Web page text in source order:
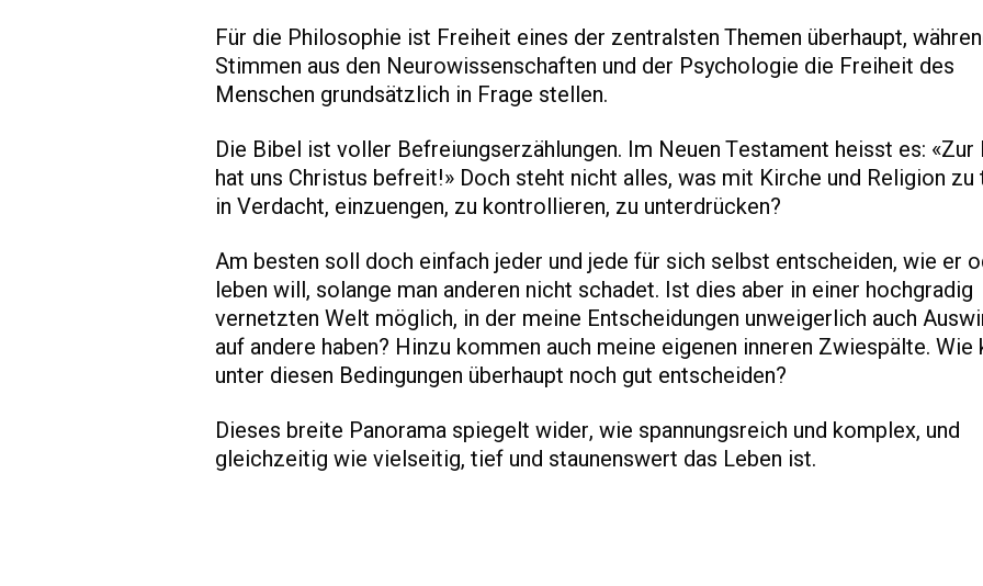
Für die Philosophie ist Freiheit eines der zentralsten Themen überhaupt,
Stimmen aus den Neurowissenschaften und der Psychologie die Freiheit des
Menschen grundsätzlich in Frage stellen.
Die Bibel ist voller Befreiungserzählungen. Im Neuen Testament heisst es: «Zur
hat uns Christus befreit!» Doch steht nicht alles, was mit Kirche und Religion zu
in Verdacht, einzuengen, zu kontrollieren, zu unterdrücken?
Am besten soll doch einfach jeder und jede für sich selbst entscheiden, wie er
leben will, solange man anderen nicht schadet. Ist dies aber in einer hochgradig
vernetzten Welt möglich, in der meine Entscheidungen unweigerlich auch
auf andere haben? Hinzu kommen auch meine eigenen inneren Zwiespälte. Wie
unter diesen Bedingungen überhaupt noch gut entscheiden?
Dieses breite Panorama spiegelt wider, wie spannungsreich und komplex, und
gleichzeitig wie vielseitig, tief und staunenswert das Leben ist.